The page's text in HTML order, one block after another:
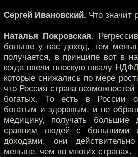
Сергей Ивановский. Что значит
Наталья Покровская.
больше у вас доход, тем
получается, в принципе вот в
когда ввели плоскую шкалу
которые снижались по мере
что Россия страна
богатых. То есть в России
богатым и здоровым, и не
медицину, получать
сравним людей с большими
доходами, они
меньше, чем во многих странах.